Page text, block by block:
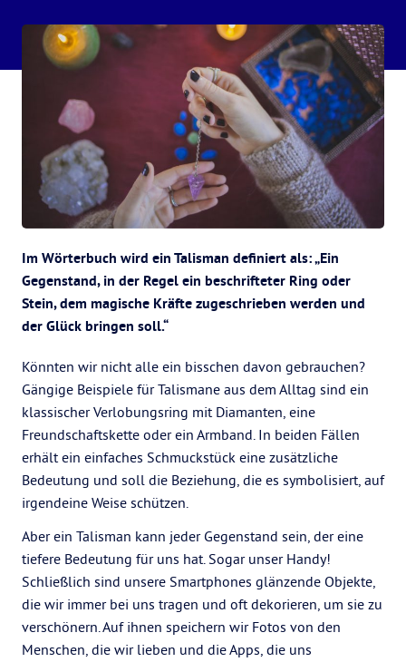
Im Wörterbuch wird ein Talisman definiert als: „Ein
Gegenstand, in der Regel ein beschrifteter Ring oder
Stein, dem magische Kräfte zugeschrieben werden und
der Glück bringen soll.“
Könnten wir nicht alle ein bisschen davon gebrauchen?
Gängige Beispiele für Talismane aus dem Alltag sind ein
klassischer Verlobungsring mit Diamanten, eine
Freundschaftskette oder ein Armband. In beiden Fällen
erhält ein einfaches Schmuckstück eine zusätzliche
Bedeutung und soll die Beziehung, die es symbolisiert, auf
irgendeine Weise schützen.
Aber ein Talisman kann jeder Gegenstand sein, der eine
tiefere Bedeutung für uns hat. Sogar unser Handy!
Schließlich sind unsere Smartphones glänzende Objekte,
die wir immer bei uns tragen und oft dekorieren, um sie zu
verschönern. Auf ihnen speichern wir Fotos von den
Menschen, die wir lieben und die Apps, die uns